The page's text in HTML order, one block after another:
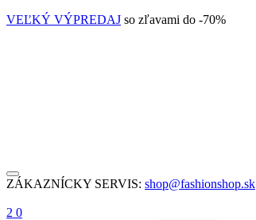
VEĽKÝ VÝPREDAJ so zľavami do -70%
ZÁKAZNÍCKY SERVIS: shop@fashionshop.sk
2 0